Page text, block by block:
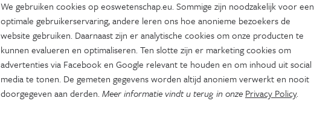
We gebruiken cookies op eoswetenschap.eu. Sommige zijn noodzakelijk voor een
optimale gebruikerservaring, andere leren ons hoe anonieme bezoekers de
website gebruiken. Daarnaast zijn er analytische cookies om onze producten te
kunnen evalueren en optimaliseren. Ten slotte zijn er marketing cookies om
advertenties via Facebook en Google relevant te houden en om inhoud uit social
media te tonen. De gemeten gegevens worden altijd anoniem verwerkt en nooit
doorgegeven aan derden.Meer informatie vindt u terug in onze Privacy Policy.